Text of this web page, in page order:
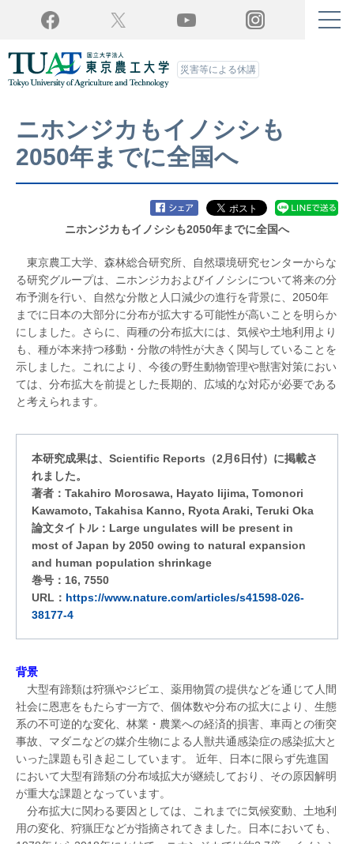
Facebook YouTube Instagram
災害等による休講
ニホンジカもイノシシも
2050年までに全国へ
ニホンジカもイノシシも2050年までに全国へ
東京農工大学、森林総合研究所、自然環境研究センターからな
る研究グループは、ニホンジカおよびイノシシについて将来の分
布予測を行い、自然な分散と人口減少の進行を背景に、2050年
までに日本の大部分に分布が拡大する可能性が高いことを明らか
にしました。さらに、両種の分布拡大には、気候や土地利用より
も、種が本来持つ移動・分散の特性が大きく関与していることを
示しました。これにより、今後の野生動物管理や獣害対策におい
ては、分布拡大を前提とした長期的、広域的な対応が必要である
と考えられます。
本研究成果は、Scientific Reports（2月6日付）に掲載さ
れました。
著者：Takahiro Morosawa, Hayato Iijima, Tomonori
Kawamoto, Takahisa Kanno, Ryota Araki, Teruki Oka
論文タイトル：Large ungulates will be present in
most of Japan by 2050 owing to natural expansion
and human population shrinkage
巻号：16, 7550
URL： https://www.nature.com/articles/s41598-026-
38177-4
背景
大型有蹄類は狩猟やジビエ、薬用物質の提供などを通じて人間
社会に恩恵をもたらす一方で、個体数や分布の拡大により、生態
系の不可逆的な変化、林業・農業への経済的損害、車両との衝突
事故、マダニなどの媒介生物による人獣共通感染症の感染拡大と
いった課題も引き起こしています。 近年、日本に限らず先進国
において大型有蹄類の分布域拡大が継続しており、その原因解明
が重大な課題となっています。
分布拡大に関わる要因としては、これまでに気候変動、土地利
用の変化、狩猟圧などが指摘されてきました。日本においても、